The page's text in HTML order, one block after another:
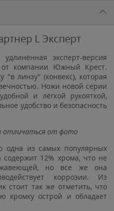
L Эксперт
эксперт-версия
компании Южный Крест.
"в линзу" (конвекс), которая
Ножи новой серии
и лёгкой рукояткой,
удобство и безопасность
от фото
из самых популярных
12% хрома, что не
но все же она
коррозии. Из
стоит так же отметить, что
кромку острой и обладает